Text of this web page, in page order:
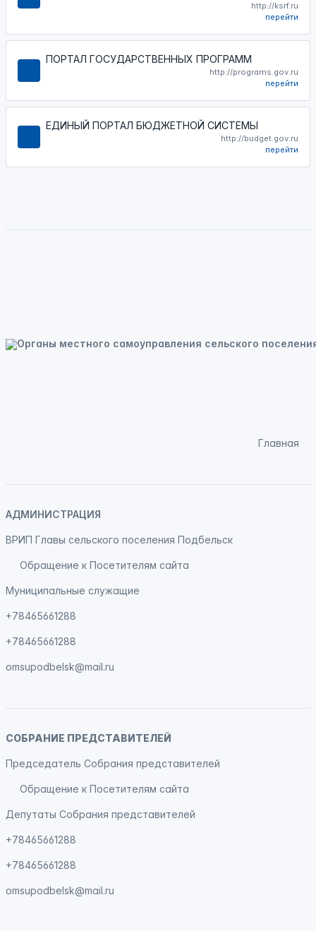
http://ksrf.ru
перейти
ПОРТАЛ ГОСУДАРСТВЕННЫХ ПРОГРАММ
http://programs.gov.ru
перейти
ЕДИНЫЙ ПОРТАЛ БЮДЖЕТНОЙ СИСТЕМЫ
http://budget.gov.ru
перейти
Главная
АДМИНИСТРАЦИЯ
ВРИП Главы сельского поселения Подбельск
Обращение к Посетителям сайта
Муниципальные служащие
+78465661288
+78465661288
omsupodbelsk@mail.ru
СОБРАНИЕ ПРЕДСТАВИТЕЛЕЙ
Председатель Собрания представителей
Обращение к Посетителям сайта
Депутаты Собрания представителей
+78465661288
+78465661288
omsupodbelsk@mail.ru